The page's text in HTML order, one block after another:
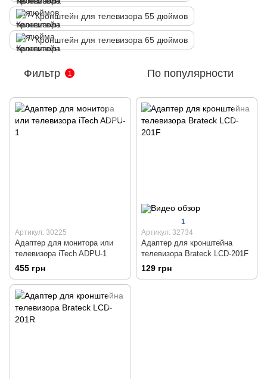
Кронштейн для телевизора 55 дюймов
Кронштейн для телевизора 65 дюймов
Фильтр 1 По популярности
Артикул: 30225
Адаптер для монитора или
телевизора iTech ADPU-1
455 грн
1
Артикул: 32734
Адаптер для кронштейна
телевизора Brateck LCD-201F
129 грн